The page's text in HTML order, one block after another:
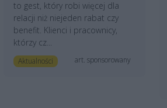
to gest, który robi więcej dla
relacji niż niejeden rabat czy
benefit. Klienci i pracownicy,
którzy cz...
Aktualności art. sponsorowany